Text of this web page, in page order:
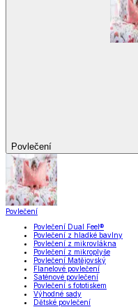
Povlečení
Povlečení
Povlečení Dual Feel®
Povlečení z hladké bavlny
Povlečení z mikrovlákna
Povlečení z mikroplyše
Povlečení Matějovský
Flanelové povlečení
Saténové povlečení
Povlečení s fototiskem
Výhodné sady
Dětské povlečení